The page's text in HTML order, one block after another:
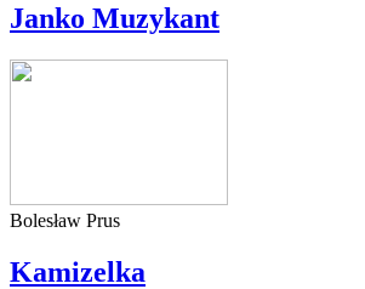
Janko Muzykant
Bolesław Prus
Kamizelka